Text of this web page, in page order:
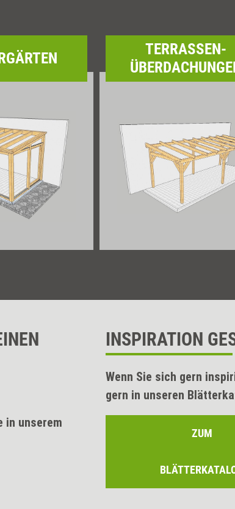
TERRASSEN-
in unserem
INSPIRATION
Wenn Sie sich gern
gern in unseren
ZUM